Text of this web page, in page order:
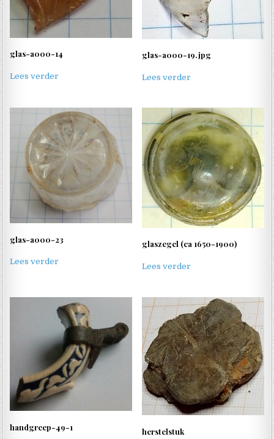
glas-a000-14
Lees verder
glas-a000-19.jpg
Lees verder
glas-a000-23
Lees verder
glaszegel (ca 1650-1900)
Lees verder
handgreep-49-1 herstelstuk